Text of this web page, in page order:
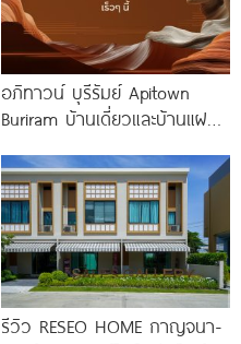
อภิทาวน์ บุรีรัมย์ Apitown
Buriram บ้านเดี่ยวและบ้านแฝดซี
นางรอง พร้อม Fitness 24
รีวิว RESEO HOME กาญจนา-